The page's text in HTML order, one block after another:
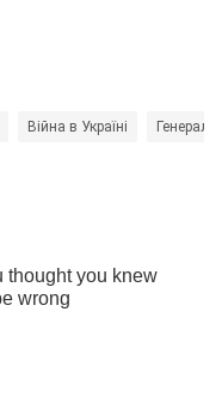
Війна в Україні